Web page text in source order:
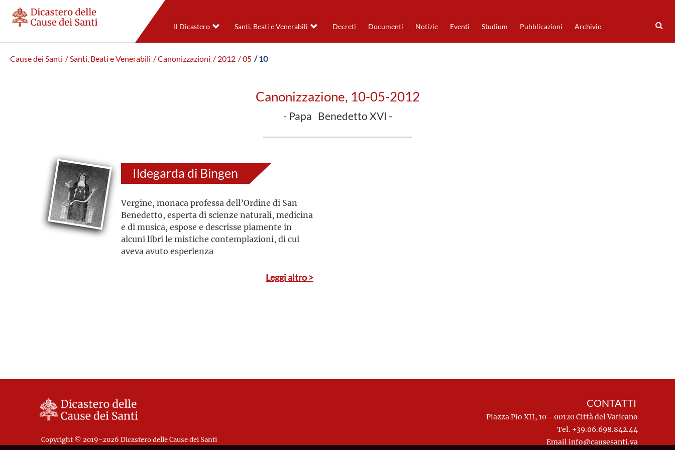
Il Dicastero Santi, Beati e Venerabili Decreti Documenti Notizie Eventi Studium Pubblicazioni Archivio
Cause dei Santi / Santi, Beati e Venerabili / Canonizzazioni / 2012 / 05 / 10
Canonizzazione, 10-05-2012
- Papa Benedetto XVI -
Ildegarda di Bingen
Vergine, monaca professa dell’Ordine di San
Benedetto, esperta di scienze naturali, medicina
e di musica, espose e descrisse piamente in
alcuni libri le mistiche contemplazioni, di cui
aveva avuto esperienza
Leggi altro >
Copyright © 2019-2026 Dicastero delle Cause dei Santi
CONTATTI
Piazza Pio XII, 10 - 00120 Città del Vaticano
Tel. +39.06.698.842.44
Emailinfo@causesanti.va